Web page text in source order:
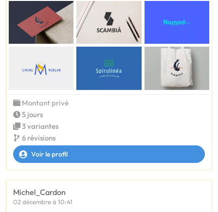
Montant privé
5 jours
3 variantes
6 révisions
Voir le profil
Michel_Cardon
02 décembre à 10:41